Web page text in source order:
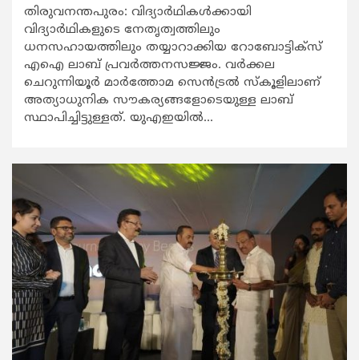
തിരുവനന്തപുരം: വിദ്യാര്‍ഥികള്‍ക്കായി
വിദ്യാര്‍ഥികളുടെ നേതൃത്വത്തിലും
ധനസഹായത്തിലും തയ്യാറാക്കിയ റോബോട്ടിക്സ്
എഐ ലാബ് പ്രവര്‍ത്തനസജ്ജം. വര്‍ക്കല
ചെറുന്നിയൂര്‍ മാര്‍ത്തോമ സെന്‍ട്രല്‍ സ്‌കൂളിലാണ്
അത്യാധുനിക സൗകര്യങ്ങളോടെയുള്ള ലാബ്
സ്ഥാപിച്ചിട്ടുള്ളത്. യുഎഇയില്‍...